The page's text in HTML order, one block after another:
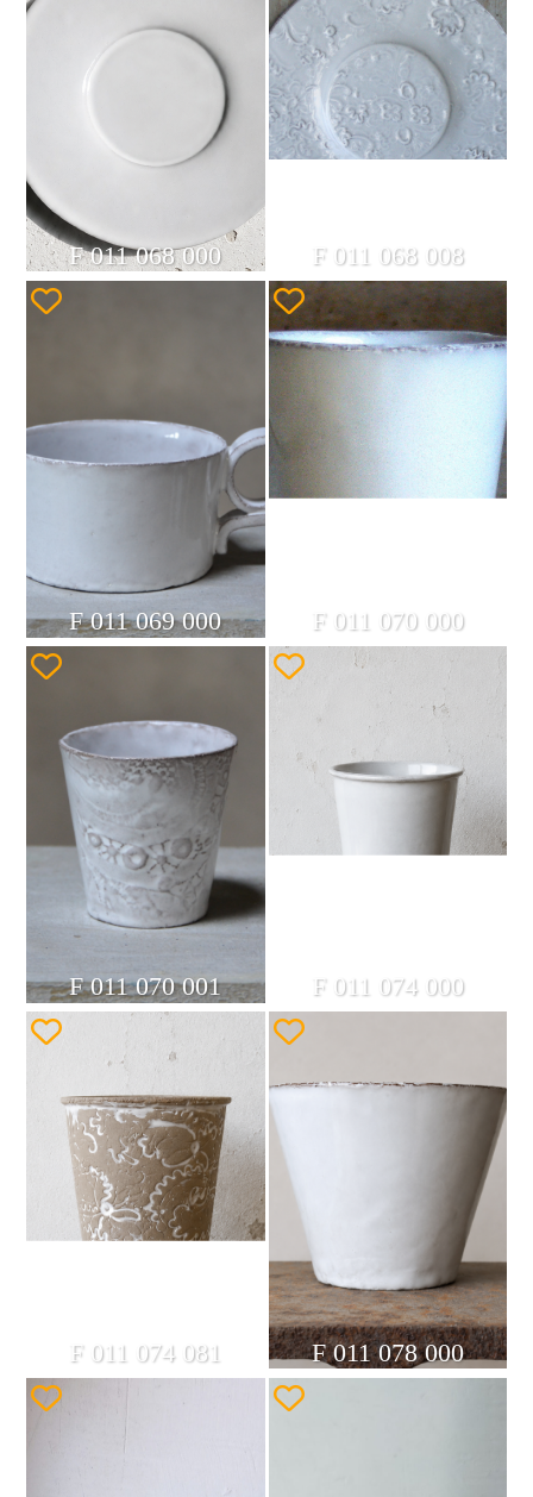
F 011 068 000 F 011 068 008
F 011 069 000 F 011 070 000
F 011 070 001 F 011 074 000
F 011 074 081 F 011 078 000